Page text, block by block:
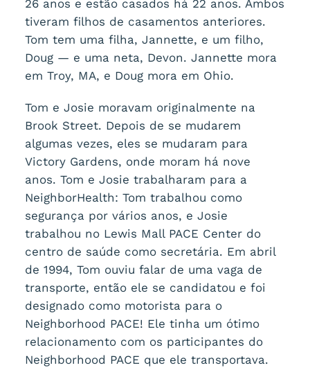
26 anos e estão casados há 22 anos. Ambos
tiveram filhos de casamentos anteriores.
Tom tem uma filha, Jannette, e um filho,
Doug — e uma neta, Devon. Jannette mora
em Troy, MA, e Doug mora em Ohio.
Tom e Josie moravam originalmente na
Brook Street. Depois de se mudarem
algumas vezes, eles se mudaram para
Victory Gardens, onde moram há nove
anos. Tom e Josie trabalharam para a
NeighborHealth: Tom trabalhou como
segurança por vários anos, e Josie
trabalhou no Lewis Mall PACE Center do
centro de saúde como secretária. Em abril
de 1994, Tom ouviu falar de uma vaga de
transporte, então ele se candidatou e foi
designado como motorista para o
Neighborhood PACE! Ele tinha um ótimo
relacionamento com os participantes do
Neighborhood PACE que ele transportava.